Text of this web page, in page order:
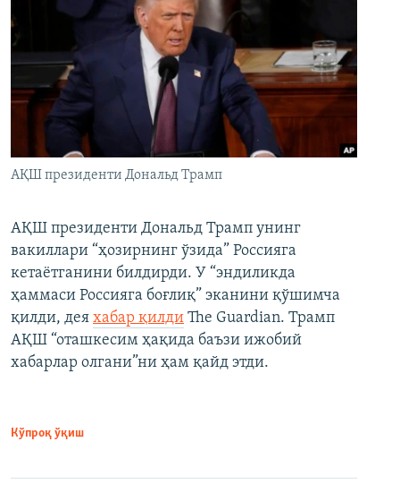
АҚШ президенти Дональд Трамп
АҚШ президенти Дональд Трамп унинг
вакиллари “ҳозирнинг ўзида” Россияга
кетаётганини билдирди. У “эндиликда
ҳаммаси Россияга боғлиқ” эканини қўшимча
қилди, дея хабар қилди The Guardian. Трамп
АҚШ “оташкесим ҳақида баъзи ижобий
хабарлар олгани”ни ҳам қайд этди.
Кўпроқ ўқиш